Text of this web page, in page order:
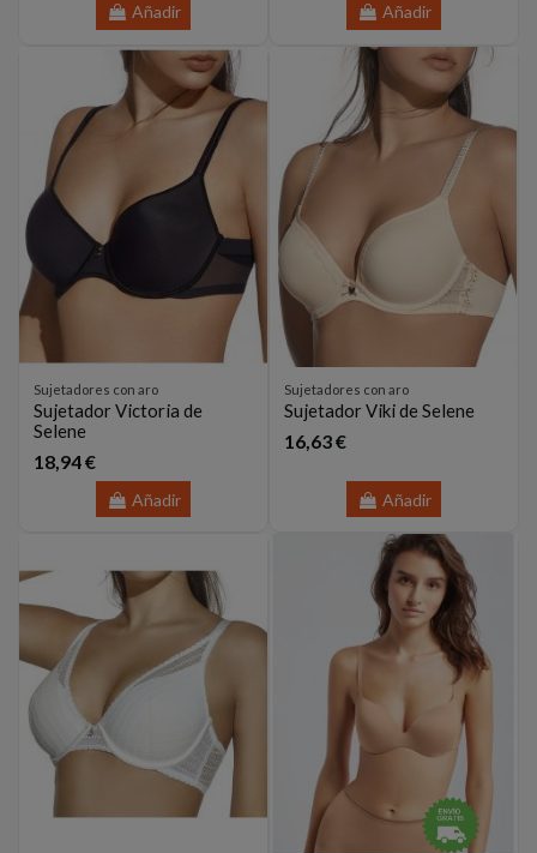
Añadir Añadir
Sujetadores con aro
Sujetador Victoria de
Selene
18,94 €
Añadir
Sujetadores con aro
Sujetador Viki de Selene
16,63 €
Añadir